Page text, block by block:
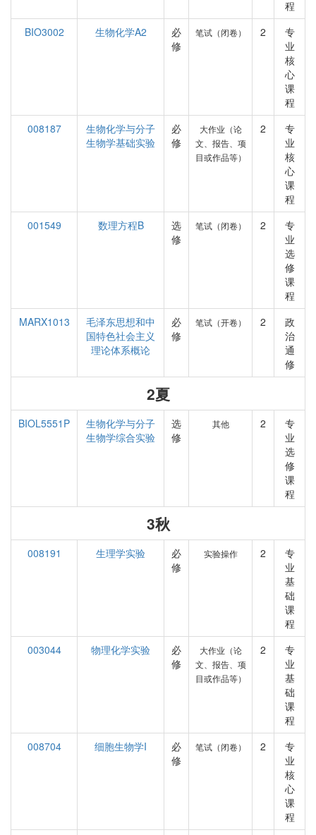
程
BIO3002
生物化学A2
必
修
笔试（闭卷） 2
专
业
核
心
课
程
008187
生物化学与分子
生物学基础实验
必
修
大作业（论
文、报告、项
目或作品等）
2
专
业
核
心
课
程
001549
数理方程B
选
修
笔试（闭卷） 2
专
业
选
修
课
程
MARX1013
毛泽东思想和中
国特色社会主义
理论体系概论
必
修
笔试（开卷） 2
政
治
通
修
2夏
BIOL5551P
生物化学与分子
生物学综合实验
选
修
其他 2
专
业
选
修
课
程
3秋
008191 生理学实验
必
修
实验操作 2
专
业
基
础
课
程
003044
物理化学实验
必
修
大作业（论
文、报告、项
目或作品等）
2
专
业
基
础
课
程
008704
细胞生物学I
必
修
笔试（闭卷） 2
专
业
核
心
课
程